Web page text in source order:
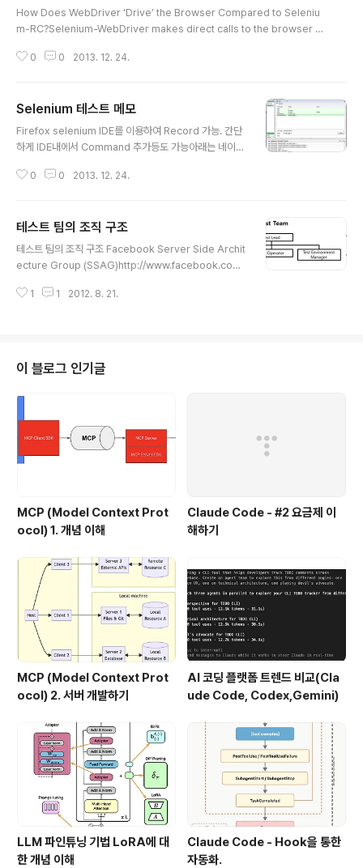
위의 테스트 도구 자체에는 관심이 많은 것 처럼 보이지만,
정작 테스트 프로세스나 테스트 케이스 전체를 관리하기
테스트 케이스 자체를 구현하는 것도 중요하지만, 전체 시
How Does WebDriver ‘Drive’ the Browser Compared to Seleniu
m-RC?Selenium-WebDriver makes direct calls to the browser us
ect calls are made, and the features they support depends on th
C, this is quite differe..
0 0 2013. 12. 24.
Selenium 테스트 메모
Firefox selenium IDE를 이용하여 Record 가능. 간단
하게 IDE내에서 Command 추가등도 가능아래는 네이버
그" 문자열이 나오면 성공하는 테스트 케이스 작성 완료후
소스 코드 package com.example.tests; import co
m.thoughtworks.selenium.*;import org.junit.Afte
r;import org.junit.Before;import org.junit.Test;im
0 0 2013. 12. 24.
테스트 팀의 조직 구조
테스트 팀의 조직 구조 Facebook Server Side Archit
ecture Group (SSAG)http://www.facebook.com/
팀의 구조는 테스트 방법론이나 개발 조직, 개발팀의 개발
테스트팀은 테스트를 계획하고 주도적으로 수행하는팀이
다. 테스트팀의 일반적인 구조는 다음과 같다. Test Lead
전체 테스트에 대한 모든 것을 관장한다. 테스트 팀 관리 뿐
한다. - Define strategy..
1 1 2012. 8. 21.
이 블로그 인기글
MCP (Model Context Prot
ocol) 1. 개념 이해
Claude Code - #2 요금제 이
해하기
MCP (Model Context Prot
ocol) 2. 서버 개발하기
AI 코딩 플랫폼 트렌드 비교(Cla
ude Code, Codex,Gemini)
LLM 파인튜닝 기법 LoRA에 대
한 개념 이해
Claude Code - Hook을 통한
자동화.